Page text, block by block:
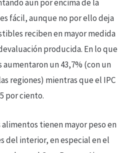
aun por encima de la
fácil, aunque no por ello deja
reciben en mayor medida
producida. En lo que
un 43,7% (con un
regiones) mientras que el IPC
por ciento.
alimentos tienen mayor peso en
del interior, en especial en el